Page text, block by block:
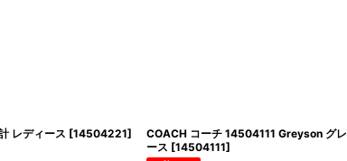
レディース [14504221]
COACH コーチ 14504111 Greyson グ
ース [14504111]